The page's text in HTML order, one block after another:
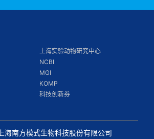
上海实验动物研究中心
NCBI
MGI
KOMP
科技创新券
上海南方模式生物科技股份有限公司